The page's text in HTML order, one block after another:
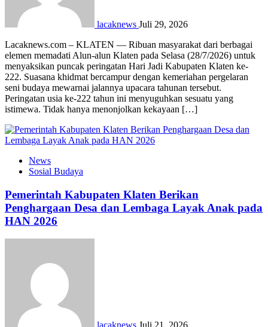
lacaknews Juli 29, 2026
Lacaknews.com – KLATEN — Ribuan masyarakat dari berbagai
elemen memadati Alun-alun Klaten pada Selasa (28/7/2026) untuk
menyaksikan puncak peringatan Hari Jadi Kabupaten Klaten ke-
222. Suasana khidmat bercampur dengan kemeriahan pergelaran
seni budaya mewarnai jalannya upacara tahunan tersebut.
Peringatan usia ke-222 tahun ini menyuguhkan sesuatu yang
istimewa. Tidak hanya menonjolkan kekayaan […]
News
Sosial Budaya
Pemerintah Kabupaten Klaten Berikan
Penghargaan Desa dan Lembaga Layak Anak pada
HAN 2026